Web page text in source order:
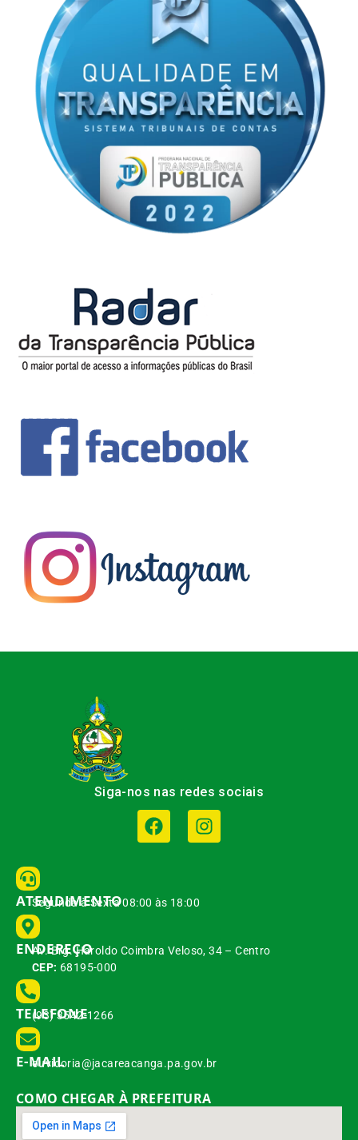
Siga-nos nas redes sociais
ATENDIMENTO
Segunda à Sexta 08:00 às 18:00
ENDEREÇO
Av. Brg. Haroldo Coimbra Veloso, 34 – Centro
CEP: 68195-000
TELEFONE
(93) 3542-1266
E-MAIL
ouvidoria@jacareacanga.pa.gov.br
COMO CHEGAR À PREFEITURA